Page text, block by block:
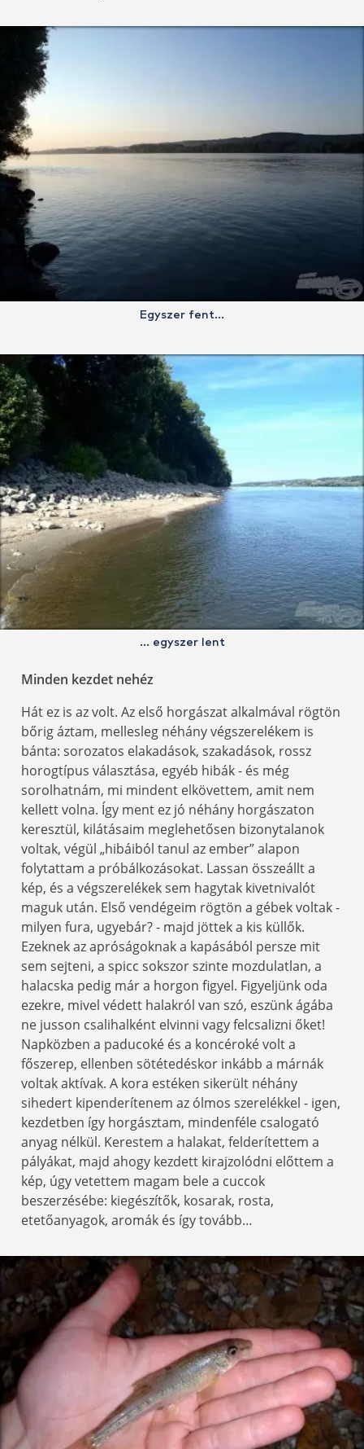
Egyszer fent…
… egyszer lent
Minden kezdet nehéz
Hát ez is az volt. Az első horgászat alkalmával rögtön
bőrig áztam, mellesleg néhány végszerelékem is
bánta: sorozatos elakadások, szakadások, rossz
horogtípus választása, egyéb hibák - és még
sorolhatnám, mi mindent elkövettem, amit nem
kellett volna. Így ment ez jó néhány horgászaton
keresztül, kilátásaim meglehetősen bizonytalanok
voltak, végül „hibáiból tanul az ember” alapon
folytattam a próbálkozásokat. Lassan összeállt a
kép, és a végszerelékek sem hagytak kivetnivalót
maguk után. Első vendégeim rögtön a gébek voltak -
milyen fura, ugyebár? - majd jöttek a kis küllők.
Ezeknek az apróságoknak a kapásából persze mit
sem sejteni, a spicc sokszor szinte mozdulatlan, a
halacska pedig már a horgon figyel. Figyeljünk oda
ezekre, mivel védett halakról van szó, eszünk ágába
ne jusson csalihalként elvinni vagy felcsalizni őket!
Napközben a paducoké és a koncéroké volt a
főszerep, ellenben sötétedéskor inkább a márnák
voltak aktívak. A kora estéken sikerült néhány
sihedert kipenderítenem az ólmos szerelékkel - igen,
kezdetben így horgásztam, mindenféle csalogató
anyag nélkül. Kerestem a halakat, felderítettem a
pályákat, majd ahogy kezdett kirajzolódni előttem a
kép, úgy vetettem magam bele a cuccok
beszerzésébe: kiegészítők, kosarak, rosta,
etetőanyagok, aromák és így tovább…